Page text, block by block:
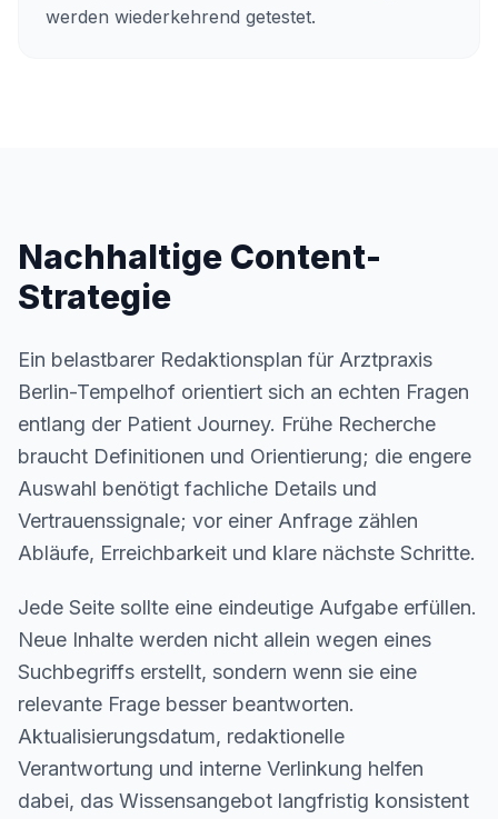
werden wiederkehrend getestet.
Nachhaltige Content-
Strategie
Ein belastbarer Redaktionsplan für Arztpraxis
Berlin-Tempelhof orientiert sich an echten Fragen
entlang der Patient Journey. Frühe Recherche
braucht Definitionen und Orientierung; die engere
Auswahl benötigt fachliche Details und
Vertrauenssignale; vor einer Anfrage zählen
Abläufe, Erreichbarkeit und klare nächste Schritte.
Jede Seite sollte eine eindeutige Aufgabe erfüllen.
Neue Inhalte werden nicht allein wegen eines
Suchbegriffs erstellt, sondern wenn sie eine
relevante Frage besser beantworten.
Aktualisierungsdatum, redaktionelle
Verantwortung und interne Verlinkung helfen
dabei, das Wissensangebot langfristig konsistent